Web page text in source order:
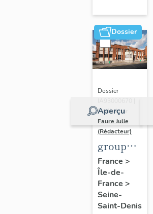
Dossier
Aperçu
Dossier
Réalisé par
Faure Julie
(Rédacteur)
groupe
scolaire
Charcot-
Barbusse
France >
Île-de-
France >
Seine-
Saint-Denis